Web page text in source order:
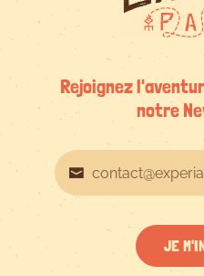
Rejoignez
notre
JE